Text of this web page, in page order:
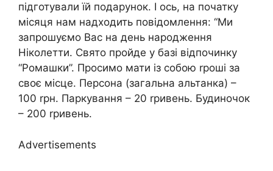
підготували їй подарунок. І ось, на початку
місяця нам надходить повідомлення: “Ми
запрошуємо Вас на день народження
Ніколетти. Свято пройде у базі відпочинку
“Ромашки”. Просимо мати із собою rроші за
своє місце. Персона (загальна альтанка) –
100 rрн. Паркування – 20 rривень. Будиночок
– 200 rривень.
Advertisements